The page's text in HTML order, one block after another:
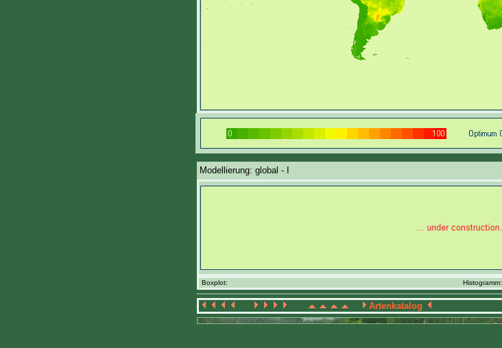
Modellierung: global - I
Boxplot: Histogramm:
Artenkatalog